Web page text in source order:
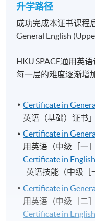
升学路径
成功完成本证书课程
General English
HKU SPACE通用英
每一层的难度逐渐增
Certificate in
英语（基础）证书」
Certificate in
用英语（中级［一
Certificate in
英语技能（中级［
Certificate in
用英语（中级［二
Certificate in